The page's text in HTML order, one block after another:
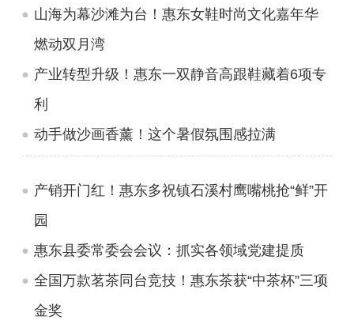
山海为幕沙滩为台！惠东女鞋时尚文化嘉年华
燃动双月湾
产业转型升级！惠东一双静音高跟鞋藏着6项专
利
动手做沙画香薰！这个暑假氛围感拉满
产销开门红！惠东多祝镇石溪村鹰嘴桃抢“鲜”开
园
惠东县委常委会会议：抓实各领域党建提质
全国万款茗茶同台竞技！惠东茶获“中茶杯”三项
金奖